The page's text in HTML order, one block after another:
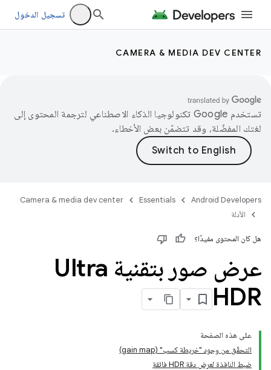
تسجيل الدخول
CAMERA & MEDIA DEV CENTER
تستخدم Google تكنولوجيا الذكاء الاصطناعي لترجمة المحتوى إلى
لغتك المفضّلة، وقد تتضمّن بعض الأخطاء.
Android Developers
Essentials
Camera & media dev center
الأدلة
هل كان المحتوى مفيدًا؟
عرض صور بتقنية Ultra
HDR
على هذه الصفحة
التحقّق من وجود "خريطة كسب" (gain map)
ضبط النافذة لعرض دقة HDR فائقة